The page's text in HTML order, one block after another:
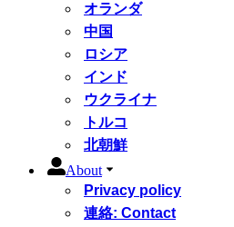
オランダ
中国
ロシア
インド
ウクライナ
トルコ
北朝鮮
About
Privacy policy
連絡: Contact